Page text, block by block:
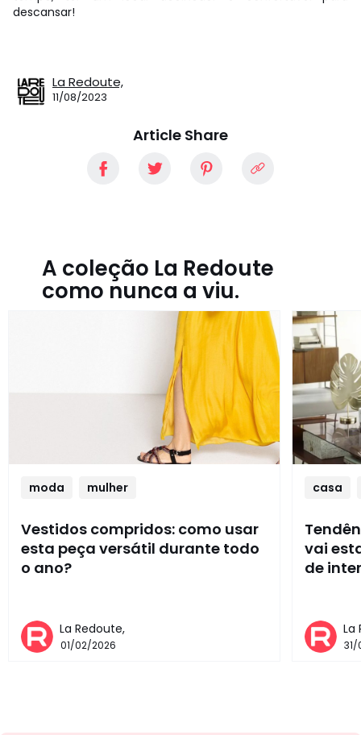
descansar!
La Redoute,
11/08/2023
Article Share
A coleção La Redoute
como nunca a viu.
moda mulher
Vestidos compridos: como usar
esta peça versátil durante todo
o ano?
La Redoute,
01/02/2026
casa
vai
de
La